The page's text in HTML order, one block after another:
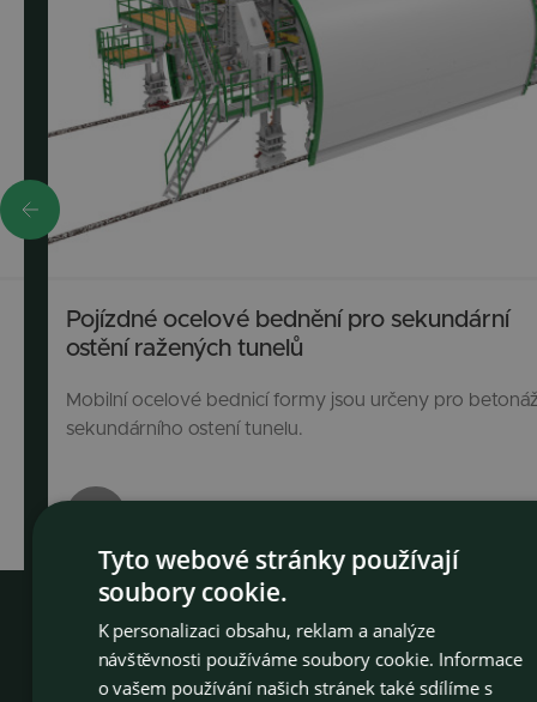
Pojízdné ocelové bednění pro sekundární
ostění ražených tunelů
Mobilní ocelové bednicí formy jsou určeny pro
sekundárního ostení tunelu.
Tyto webové stránky používají
soubory cookie.
K personalizaci obsahu, reklam a analýze
návštěvnosti používáme soubory cookie. Informace
o vašem používání našich stránek také sdílíme s